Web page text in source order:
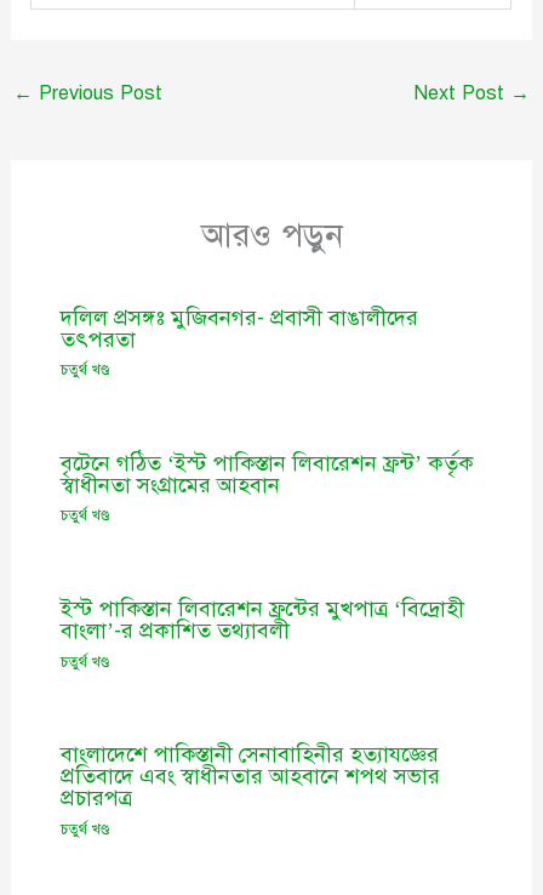
← Previous Post Next Post →
আরও পড়ুন
দলিল প্রসঙ্গঃ মুজিবনগর- প্রবাসী বাঙালীদের
তৎপরতা
চতুর্থ খণ্ড
বৃটেনে গঠিত ‘ইস্ট পাকিস্তান লিবারেশন ফ্রন্ট’ কর্তৃক
স্বাধীনতা সংগ্রামের আহবান
চতুর্থ খণ্ড
ইস্ট পাকিস্তান লিবারেশন ফ্রন্টের মুখপাত্র ‘বিদ্রোহী
বাংলা’-র প্রকাশিত তথ্যাবলী
চতুর্থ খণ্ড
বাংলাদেশে পাকিস্তানী সেনাবাহিনীর হত্যাযজ্ঞের
প্রতিবাদে এবং স্বাধীনতার আহবানে শপথ সভার
প্রচারপত্র
চতুর্থ খণ্ড